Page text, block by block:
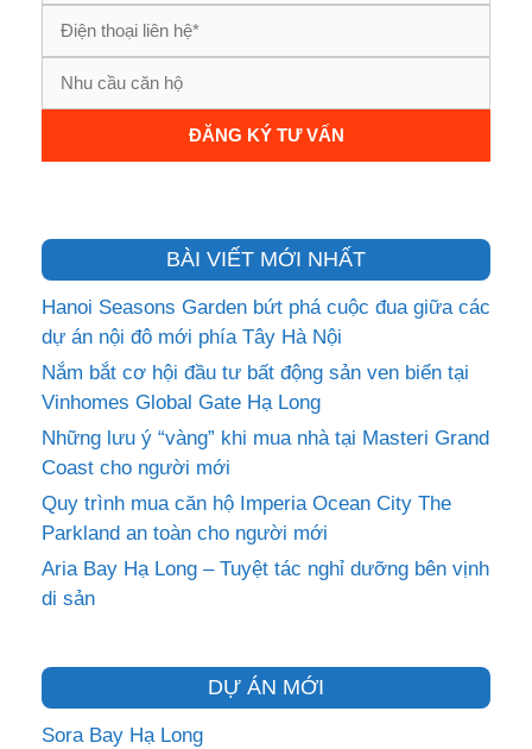
BÀI VIẾT MỚI NHẤT
Hanoi Seasons Garden bứt phá cuộc đua giữa các
dự án nội đô mới phía Tây Hà Nội
Nắm bắt cơ hội đầu tư bất động sản ven biển tại
Vinhomes Global Gate Hạ Long
Những lưu ý “vàng” khi mua nhà tại Masteri Grand
Coast cho người mới
Quy trình mua căn hộ Imperia Ocean City The
Parkland an toàn cho người mới
Aria Bay Hạ Long – Tuyệt tác nghỉ dưỡng bên vịnh
di sản
DỰ ÁN MỚI
Sora Bay Hạ Long